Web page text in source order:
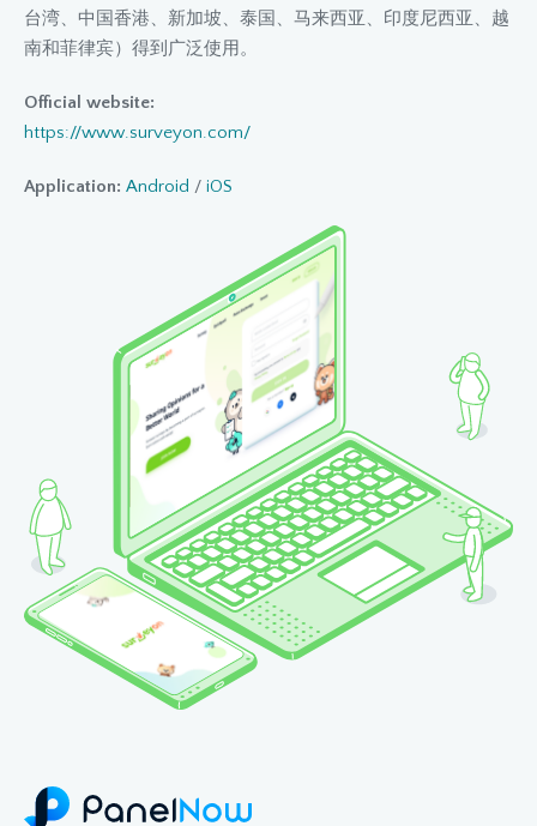
台湾、中国香港、新加坡、泰国、马来西亚、印度尼西亚、越
南和菲律宾）得到广泛使用。
Official website:
https://www.surveyon.com/
Application: Android / iOS